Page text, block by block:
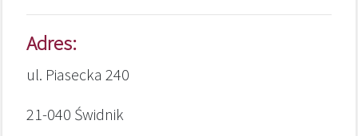
Adres:
ul. Piasecka 240
21-040 Świdnik